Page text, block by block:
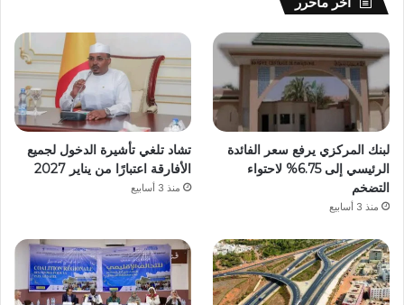
لبنك المركزي يرفع سعر الفائدة
الرئيسي إلى 6.75% لاحتواء
التضخم
منذ 3 أسابيع
تشاد تلغي تأشيرة الدخول لجميع
الأفارقة اعتبارًا من يناير 2027
منذ 3 أسابيع